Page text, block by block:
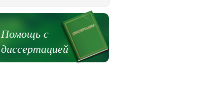
Помощь с
диссертацией